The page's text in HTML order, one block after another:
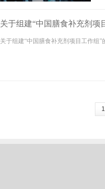
关于组建“中国膳食补充剂项
关于组建“中国膳食补充剂项目工作组